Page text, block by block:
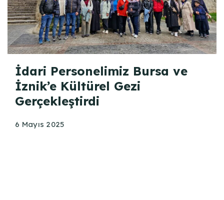
İdari Personelimiz Bursa ve
İznik’e Kültürel Gezi
Gerçekleştirdi
6 Mayıs 2025